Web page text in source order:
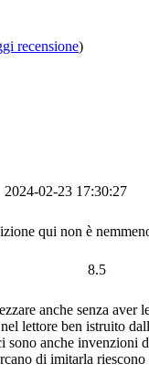
recensione)
2024-02-23 17:30:27
qui non è
8.5
anche senza
lettore ben istruito
anche invenzioni
di imitarla